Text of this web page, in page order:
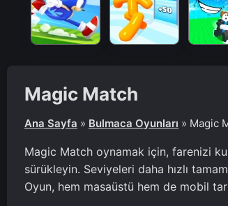
Magic Match
Ana Sayfa » Bulmaca Oyunları » Magic
Magic Match oynamak için, farenizi
sürükleyin. Seviyeleri daha hızlı
Oyun, hem masaüstü hem de mobil